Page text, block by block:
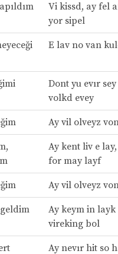
Vi kissd, ay fel
yor sipel
E lav no van
Dont yu evır
volkd evey
Ay vil olveyz
Ay kent liv e
for may layf
Ay vil olveyz
Ay keym in layk
vireking bol
Ay nevır hit so